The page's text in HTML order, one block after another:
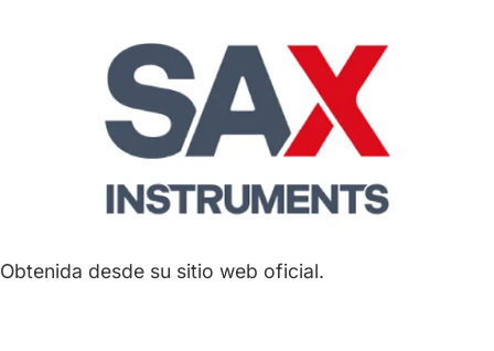
Obtenida desde su sitio web oficial.